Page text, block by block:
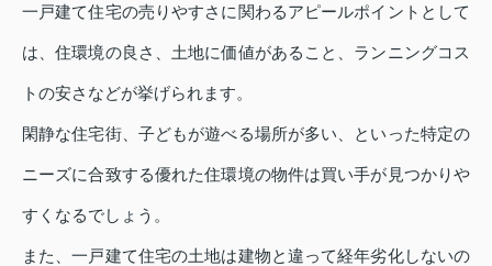
一戸建て住宅の売りやすさに関わるアピールポイントとして
は、住環境の良さ、土地に価値があること、ランニングコス
トの安さなどが挙げられます。
閑静な住宅街、子どもが遊べる場所が多い、といった特定の
ニーズに合致する優れた住環境の物件は買い手が見つかりや
すくなるでしょう。
また、一戸建て住宅の土地は建物と違って経年劣化しないの